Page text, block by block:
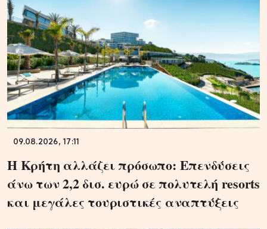
09.08.2026, 17:11
Η Κρήτη αλλάζει πρόσωπο: Επενδύσεις
άνω των 2,2 δισ. ευρώ σε πολυτελή resorts
και μεγάλες τουριστικές αναπτύξεις